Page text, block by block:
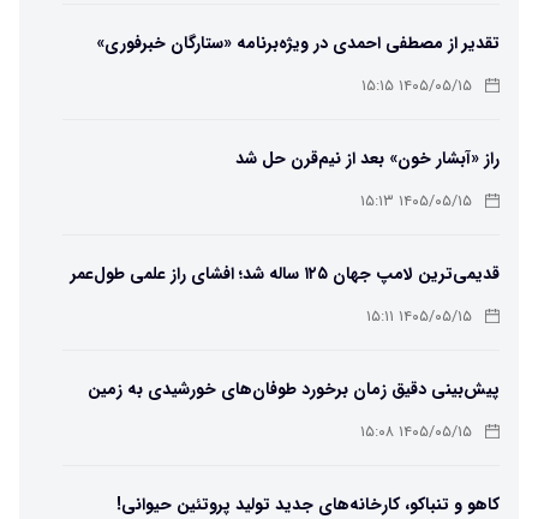
تقدیر از مصطفی احمدی در ویژه‌برنامه «ستارگان خبرفوری»
۱۴۰۵/۰۵/۱۵ ۱۵:۱۵
راز «آبشار خون» بعد از نیم‌قرن حل شد
۱۴۰۵/۰۵/۱۵ ۱۵:۱۳
قدیمی‌ترین لامپ جهان ۱۲۵ ساله شد؛ افشای راز علمی طول‌عمر
لامپ سنتنیال
۱۴۰۵/۰۵/۱۵ ۱۵:۱۱
پیش‌بینی دقیق زمان برخورد طوفان‌های خورشیدی به زمین
ممکن شد
۱۴۰۵/۰۵/۱۵ ۱۵:۰۸
کاهو و تنباکو، کارخانه‌های جدید تولید پروتئین حیوانی!